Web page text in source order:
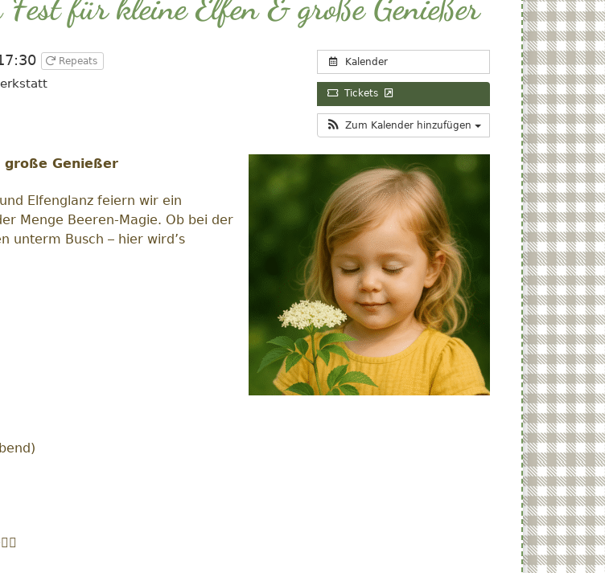
Kalender
Tickets
Zum Kalender hinzufügen
Repeats
große Genießer
Elfenglanz feiern wir ein
Menge Beeren-Magie. Ob bei der
unterm Busch – hier wird’s